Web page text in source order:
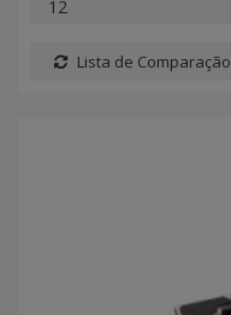
Lista de Comparação